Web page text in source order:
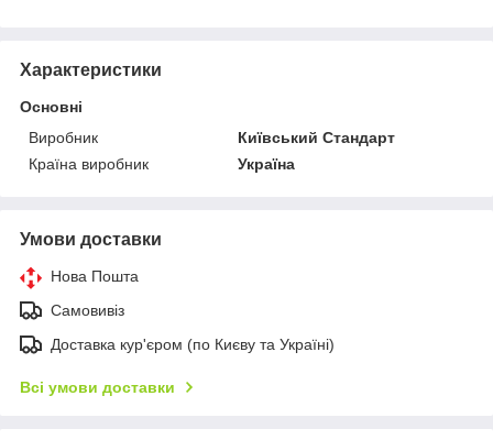
Характеристики
Основні
Виробник
Київський Стандарт
Країна виробник
Україна
Умови доставки
Нова Пошта
Самовивіз
Доставка кур'єром (по Києву та Україні)
Всі умови доставки